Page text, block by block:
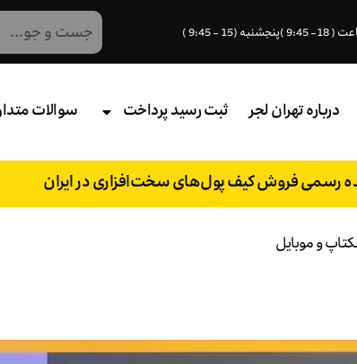
درباره تهران لجر ثبت رسید پرداخت سوالات
رسمی فروش کیف پول‌های سخت‌افزاری در ایران
و موبایل